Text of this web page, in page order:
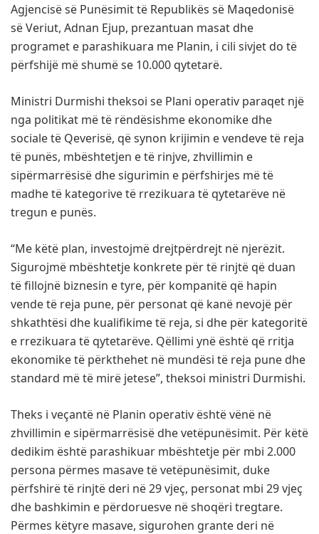
Agjencisë së Punësimit të Republikës së Maqedonisë
së Veriut, Adnan Ejup, prezantuan masat dhe
programet e parashikuara me Planin, i cili sivjet do të
përfshijë më shumë se 10.000 qytetarë.
Ministri Durmishi theksoi se Plani operativ paraqet një
nga politikat më të rëndësishme ekonomike dhe
sociale të Qeverisë, që synon krijimin e vendeve të reja
të punës, mbështetjen e të rinjve, zhvillimin e
sipërmarrësisë dhe sigurimin e përfshirjes më të
madhe të kategorive të rrezikuara të qytetarëve në
tregun e punës.
“Me këtë plan, investojmë drejtpërdrejt në njerëzit.
Sigurojmë mbështetje konkrete për të rinjtë që duan
të fillojnë biznesin e tyre, për kompanitë që hapin
vende të reja pune, për personat që kanë nevojë për
shkathtësi dhe kualifikime të reja, si dhe për kategoritë
e rrezikuara të qytetarëve. Qëllimi ynë është që rritja
ekonomike të përkthehet në mundësi të reja pune dhe
standard më të mirë jetese”, theksoi ministri Durmishi.
Theks i veçantë në Planin operativ është vënë në
zhvillimin e sipërmarrësisë dhe vetëpunësimit. Për këtë
dedikim është parashikuar mbështetje për mbi 2.000
persona përmes masave të vetëpunësimit, duke
përfshirë të rinjtë deri në 29 vjeç, personat mbi 29 vjeç
dhe bashkimin e përdoruesve në shoqëri tregtare.
Përmes këtyre masave, sigurohen grante deri në